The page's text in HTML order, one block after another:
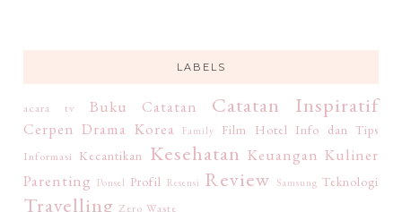
LABELS
acara tv Buku Catatan Catatan Inspiratif
Cerpen Drama Korea Family Film Hotel Info dan Tips
Informasi Kecantikan Kesehatan Keuangan Kuliner
Parenting Ponsel Profil Resensi Review Samsung Teknologi
Travelling Zero Waste